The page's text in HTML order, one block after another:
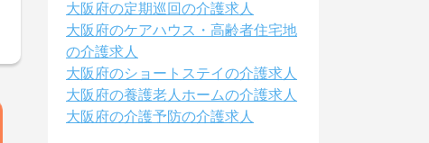
大阪府の定期巡回の介護求人
大阪府のケアハウス・高齢者住宅地
の介護求人
大阪府のショートステイの介護求人
大阪府の養護老人ホームの介護求人
大阪府の介護予防の介護求人